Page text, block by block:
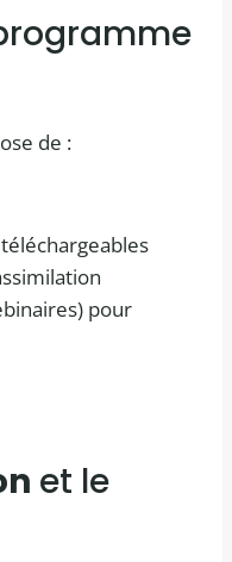
de :
pour
et le